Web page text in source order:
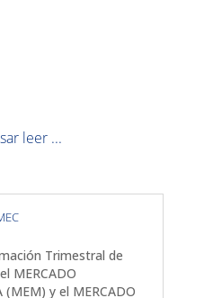
leer ...
Trimestral de
MERCADO
(MEM) y el MERCADO